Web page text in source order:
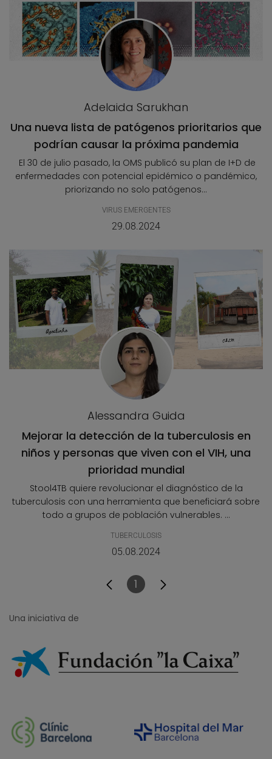
Adelaida Sarukhan
Una nueva lista de patógenos prioritarios que
podrían causar la próxima pandemia
El 30 de julio pasado, la OMS publicó su plan de I+D de
enfermedades con potencial epidémico o pandémico,
priorizando no solo patógenos...
VIRUS EMERGENTES
29.08.2024
Alessandra Guida
Mejorar la detección de la tuberculosis en
niños y personas que viven con el VIH, una
prioridad mundial
Stool4TB quiere revolucionar el diagnóstico de la
tuberculosis con una herramienta que beneficiará sobre
todo a grupos de población vulnerables. ...
TUBERCULOSIS
05.08.2024
Página
1
Una iniciativa de